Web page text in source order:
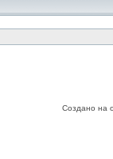
Создано на